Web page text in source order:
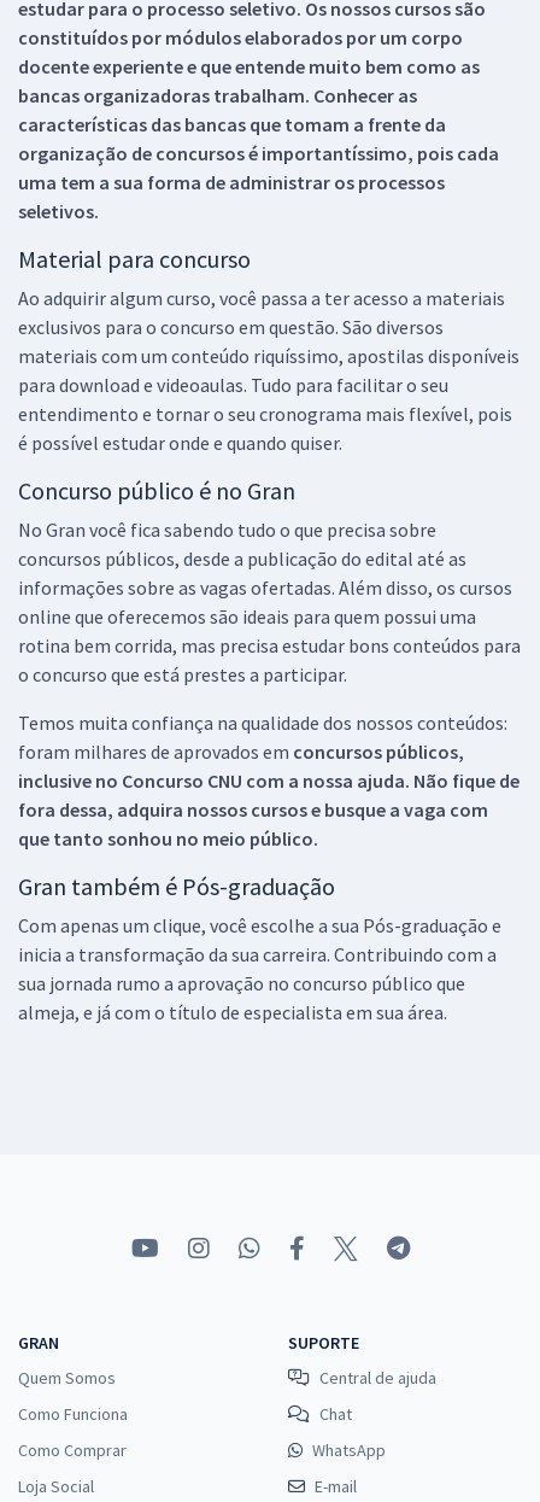
estudar para o processo seletivo. Os nossos cursos são
constituídos por módulos elaborados por um corpo
docente experiente e que entende muito bem como as
bancas organizadoras trabalham. Conhecer as
características das bancas que tomam a frente da
organização de concursos é importantíssimo, pois cada
uma tem a sua forma de administrar os processos
seletivos.
Material para concurso
Ao adquirir algum curso, você passa a ter acesso a materiais
exclusivos para o concurso em questão. São diversos
materiais com um conteúdo riquíssimo, apostilas disponíveis
para download e videoaulas. Tudo para facilitar o seu
entendimento e tornar o seu cronograma mais flexível, pois
é possível estudar onde e quando quiser.
Concurso público é no Gran
No Gran você fica sabendo tudo o que precisa sobre
concursos públicos, desde a publicação do edital até as
informações sobre as vagas ofertadas. Além disso, os cursos
online que oferecemos são ideais para quem possui uma
rotina bem corrida, mas precisa estudar bons conteúdos para
o concurso que está prestes a participar.
Temos muita confiança na qualidade dos nossos conteúdos:
foram milhares de aprovados em concursos públicos,
inclusive no Concurso CNU com a nossa ajuda. Não fique de
fora dessa, adquira nossos cursos e busque a vaga com
que tanto sonhou no meio público.
Gran também é Pós-graduação
Com apenas um clique, você escolhe a sua Pós-graduação e
inicia a transformação da sua carreira. Contribuindo com a
sua jornada rumo a aprovação no concurso público que
almeja, e já com o título de especialista em sua área.
GRAN
Quem Somos
Como Funciona
Como Comprar
Loja Social
SUPORTE
Central de ajuda
Chat
WhatsApp
E-mail